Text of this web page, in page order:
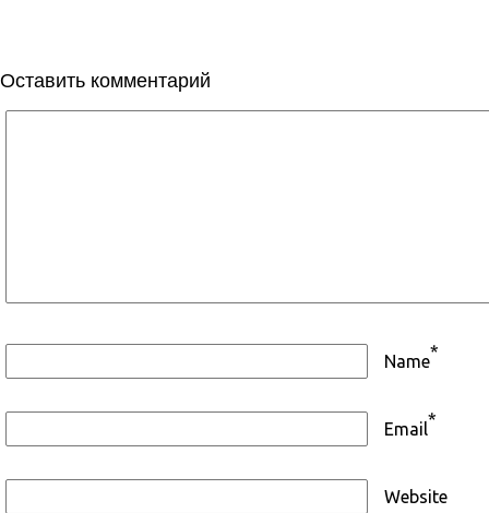
Оставить комментарий
Name*
Email*
Website